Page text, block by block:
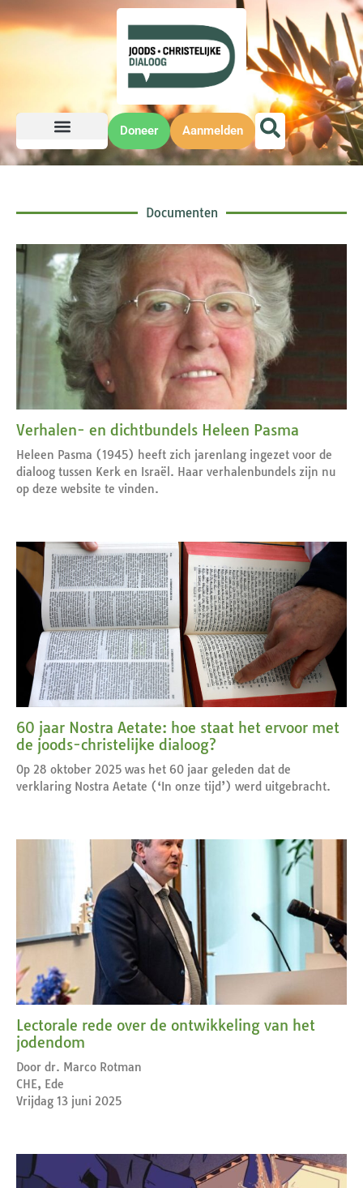
Doneer Aanmelden
Documenten
Verhalen- en dichtbundels Heleen Pasma
Heleen Pasma (1945) heeft zich jarenlang ingezet voor de
dialoog tussen Kerk en Israël. Haar verhalenbundels zijn nu
op deze website te vinden.
60 jaar Nostra Aetate: hoe staat het ervoor met
de joods-christelijke dialoog?
Op 28 oktober 2025 was het 60 jaar geleden dat de
verklaring Nostra Aetate (‘In onze tijd’) werd uitgebracht.
Lectorale rede over de ontwikkeling van het
jodendom
Door dr. Marco Rotman
CHE, Ede
Vrijdag 13 juni 2025